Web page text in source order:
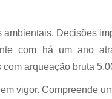
Decisões
com há um ano
com arqueação bruta
vigor. Compreende